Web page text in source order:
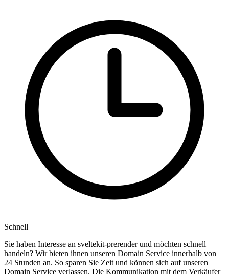
Schnell
Sie haben Interesse an sveltekit-prerender und möchten schnell
handeln? Wir bieten ihnen unseren Domain Service innerhalb von
24 Stunden an. So sparen Sie Zeit und können sich auf unseren
Domain Service verlassen. Die Kommunikation mit dem Verkäufer